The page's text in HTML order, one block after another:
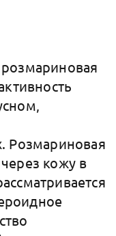
Розмариновая
кожу в